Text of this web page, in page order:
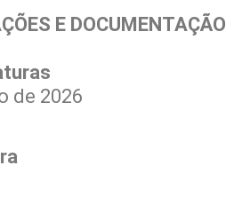
E DOCUMENTAÇÃO
de 2026